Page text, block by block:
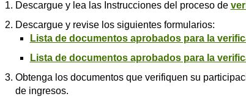
Descargue y lea las Instrucciones del proceso de
Descargue y revise los siguientes formularios:
Lista de documentos aprobados para la
Lista de documentos aprobados para la
Obtenga los documentos que verifiquen su
de ingresos.